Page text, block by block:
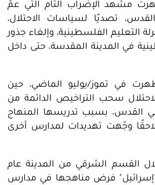
مشهد الإضراب التام التي عمَّ
تصديًا لسياسات الاحتلال،
التعليم الفلسطينية، وإلغاء جذور
في المدينة المقدسة، حتى داخل
في تموز/يوليو الماضي، حين
سحب التراخيص الدائمة من
بسبب تدريسها المنهاج
وجّهت تهديدات لمدارس أخرى
القسم الشرقي من المدينة عام
"إسرائيل" فرض مناهجها في مدارس